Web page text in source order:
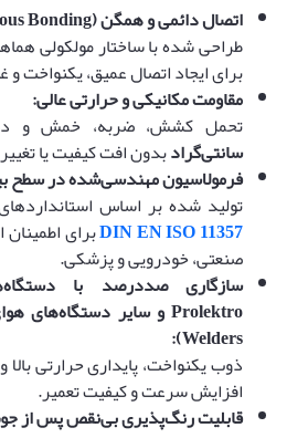
اتصال دائمی و همگن(Homogeneous Bonding):
برای ایجاد اتصال عمیق، یکنواخت
مقاومت مکانیکی و حرارتی عالی:
تحمل کشش، ضربه، خمش و
سانتی‌گرادبدون افت کیفیت یا
فرمولاسیون مهندسی‌شده در سطح
تولید شده بر اساس
DIN EN ISO 11357برای اطمینان
صنعتی، خودرویی و پزشکی.
سازگاری صددرصد با
Prolektroو سایر دستگاه‌های
Welders):
ذوب یکنواخت، پایداری حرارتی
افزایش سرعت و کیفیت تعمیر.
قابلیت رنگ‌پذیری بی‌نقص پس از